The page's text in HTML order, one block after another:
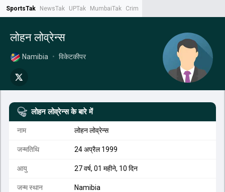
SportsTak NewsTak UPTak MumbaiTak CrimeTak
लोहन लोव्रेन्स
Namibia • विकेटकीपर
लोहन लोव्रेन्स के बारे में
नाम लोहन लोव्रेन्स
जन्मतिथि 24 अप्रैल 1999
आयु 27 वर्ष, 01 महीने, 10 दिन
जन्म स्थान Namibia